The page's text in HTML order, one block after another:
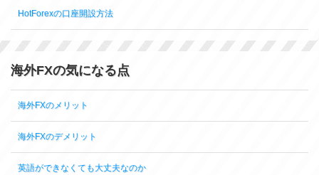
HotForexの口座開設方法
海外FXの気になる点
海外FXのメリット
海外FXのデメリット
英語ができなくても大丈夫なのか